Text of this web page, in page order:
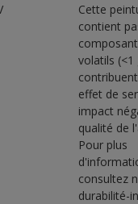
Cette
contient
volatils (<1
effet de
impact
qualité de
Pour plus
consultez
durabilité-